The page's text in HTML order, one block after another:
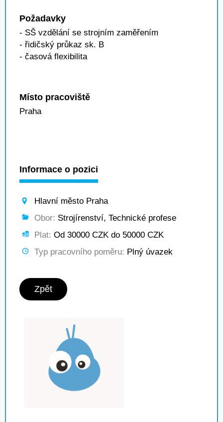
Požadavky
- SŠ vzdělání se strojním zaměřením
- řidičský průkaz sk. B
- časová flexibilita
Místo pracoviště
Praha
Informace o pozici
Hlavní město Praha
Obor: Strojírenství, Technické profese
Plat: Od 30000 CZK do 50000 CZK
Typ pracovního poměru: Plný úvazek
Zpět